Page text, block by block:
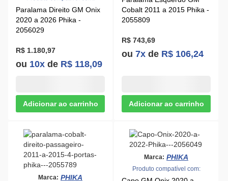
Paralama Direito GM
Cobalt 2011 a 2015 Phika -
R$ 743,68
ou7xdeR$ 106,24
Marca: PHIKA
R$ 1.533,48